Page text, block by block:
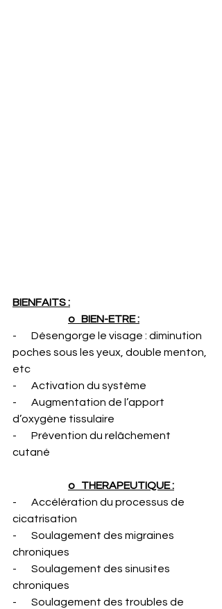
BIENFAITS :
o   BIEN-ETRE :
-       Désengorge le visage : diminution
poches sous les yeux, double menton,
etc
-       Activation du système
-       Augmentation de l’apport
d’oxygène tissulaire
-       Prévention du relâchement
cutané
o   THERAPEUTIQUE :
-       Accélération du processus de
cicatrisation
-       Soulagement des migraines
chroniques
-       Soulagement des sinusites
chroniques
-       Soulagement des troubles de